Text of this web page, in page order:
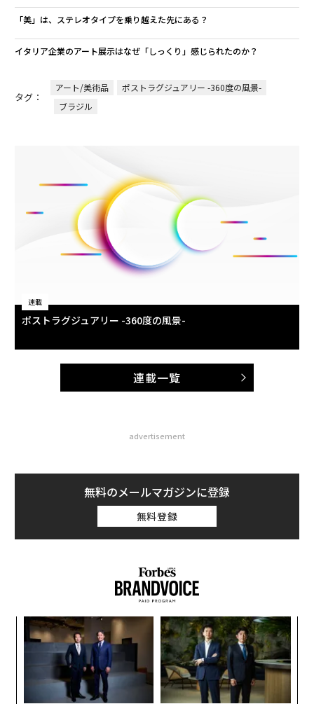
「美」は、ステレオタイプを乗り越えた先にある？
イタリア企業のアート展示はなぜ「しっくり」感じられたのか？
タグ：
アート/美術品
ポストラグジュアリー -360度の風景-
ブラジル
連載
ポストラグジュアリー -360度の風景-
連載一覧
advertisement
無料のメールマガジンに登録
無料登録